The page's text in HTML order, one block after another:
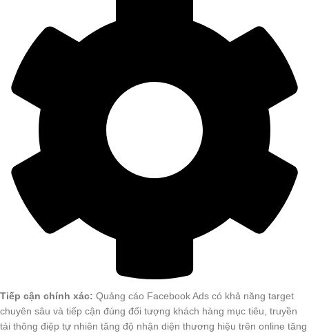
Tiếp cận chính xác: Quảng cáo Facebook Ads có khả năng target
chuyên sâu và tiếp cận đúng đối tượng khách hàng mục tiêu, truyền
tải thông điệp tự nhiên tăng độ nhận diện thương hiệu trên online tăng